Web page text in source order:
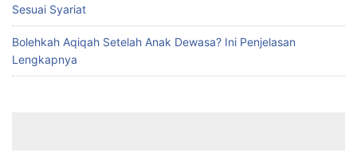
Sesuai Syariat
Bolehkah Aqiqah Setelah Anak Dewasa? Ini Penjelasan
Lengkapnya